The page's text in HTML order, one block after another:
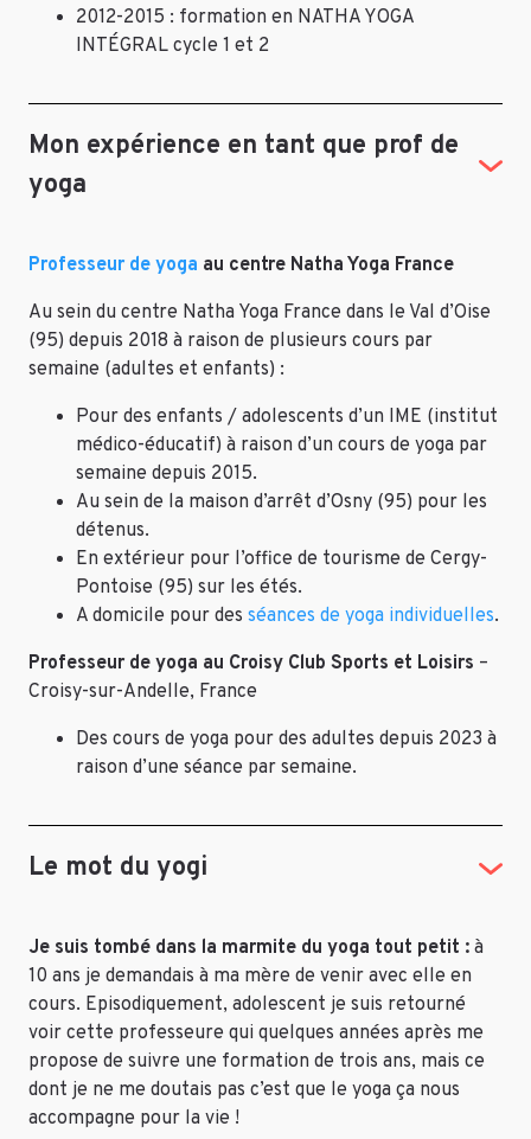
2012-2015 : formation en NATHA YOGA
INTÉGRAL cycle 1 et 2
Mon expérience en tant que prof de
yoga
Professeur de yoga au centre Natha Yoga France
Au sein du centre Natha Yoga France dans le Val d’Oise
(95) depuis 2018 à raison de plusieurs cours par
semaine (adultes et enfants) :
Pour des enfants / adolescents d’un IME (institut
médico-éducatif) à raison d’un cours de yoga par
semaine depuis 2015.
Au sein de la maison d’arrêt d’Osny (95) pour les
détenus.
En extérieur pour l’office de tourisme de Cergy-
Pontoise (95) sur les étés.
A domicile pour des séances de yoga individuelles.
Professeur de yoga au Croisy Club Sports et Loisirs –
Croisy-sur-Andelle, France
Des cours de yoga pour des adultes depuis 2023 à
raison d’une séance par semaine.
Le mot du yogi
Je suis tombé dans la marmite du yoga tout petit : à
10 ans je demandais à ma mère de venir avec elle en
cours. Episodiquement, adolescent je suis retourné
voir cette professeure qui quelques années après me
propose de suivre une formation de trois ans, mais ce
dont je ne me doutais pas c’est que le yoga ça nous
accompagne pour la vie !